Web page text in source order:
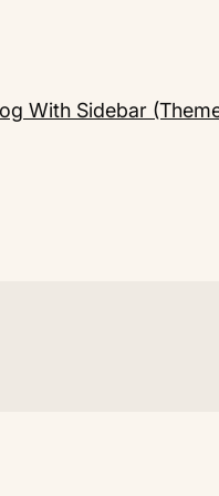
With Sidebar